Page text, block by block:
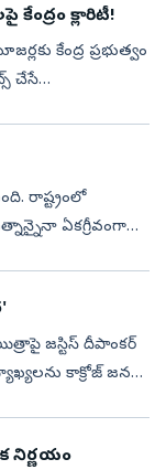
కేంద్రం క్లారిటీ!
కేంద్ర ప్రభుత్వం
చేసే
రాష్ట్రంలో
ఏకగ్రీవంగా
జస్టిస్ దీపాంకర్
కాక్రోజ్ జ‌న‌తా
నిర్ణయం